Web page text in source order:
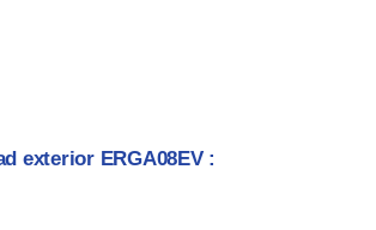
exterior ERGA08EV :